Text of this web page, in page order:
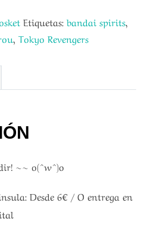
Etiquetas: bandai spirits,
, Tokyo Revengers
~~ o(^w^)o
Desde 6€ / O entrega en